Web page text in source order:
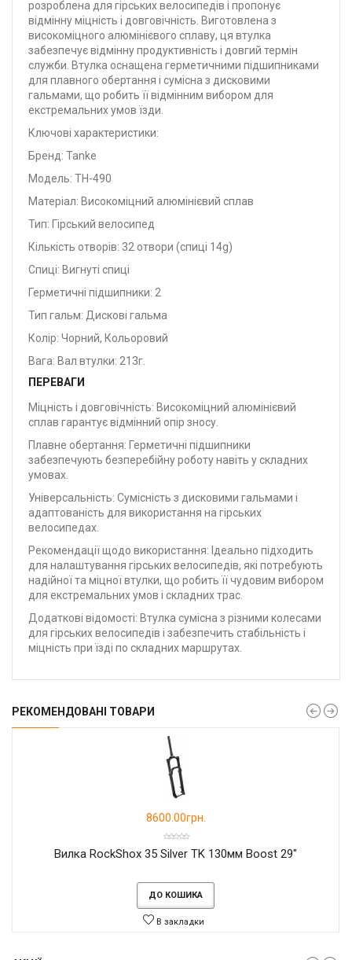
розроблена для гірських велосипедів і пропонує
відмінну міцність і довговічність. Виготовлена з
високоміцного алюмінієвого сплаву, ця втулка
забезпечує відмінну продуктивність і довгий термін
служби. Втулка оснащена герметичними підшипниками
для плавного обертання і сумісна з дисковими
гальмами, що робить її відмінним вибором для
екстремальних умов їзди.
Ключові характеристики:
Бренд: Tanke
Модель: TH-490
Матеріал: Високоміцний алюмінієвий сплав
Тип: Гірський велосипед
Кількість отворів: 32 отвори (спиці 14g)
Спиці: Вигнуті спиці
Герметичні підшипники: 2
Тип гальм: Дискові гальма
Колір: Чорний, Кольоровий
Вага: Вал втулки: 213г.
ПЕРЕВАГИ
Міцність і довговічність: Високоміцний алюмінієвий
сплав гарантує відмінний опір зносу.
Плавне обертання: Герметичні підшипники
забезпечують безперебійну роботу навіть у складних
умовах.
Універсальність: Сумісність з дисковими гальмами і
адаптованість для використання на гірських
велосипедах.
Рекомендації щодо використання: Ідеально підходить
для налаштування гірських велосипедів, які потребують
надійної та міцної втулки, що робить її чудовим вибором
для екстремальних умов і складних трас.
Додаткові відомості: Втулка сумісна з різними колесами
для гірських велосипедів і забезпечить стабільність і
міцність при їзді по складних маршрутах.
РЕКОМЕНДОВАНІ ТОВАРИ
8600.00грн.
Вилка RockShox 35 Silver TK 130мм Boost 29"
ДО КОШИКА
В закладки